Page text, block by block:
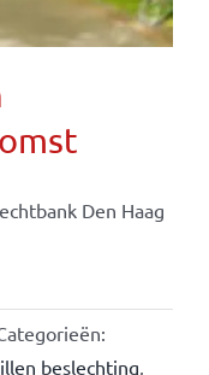
Den Haag
beslechting